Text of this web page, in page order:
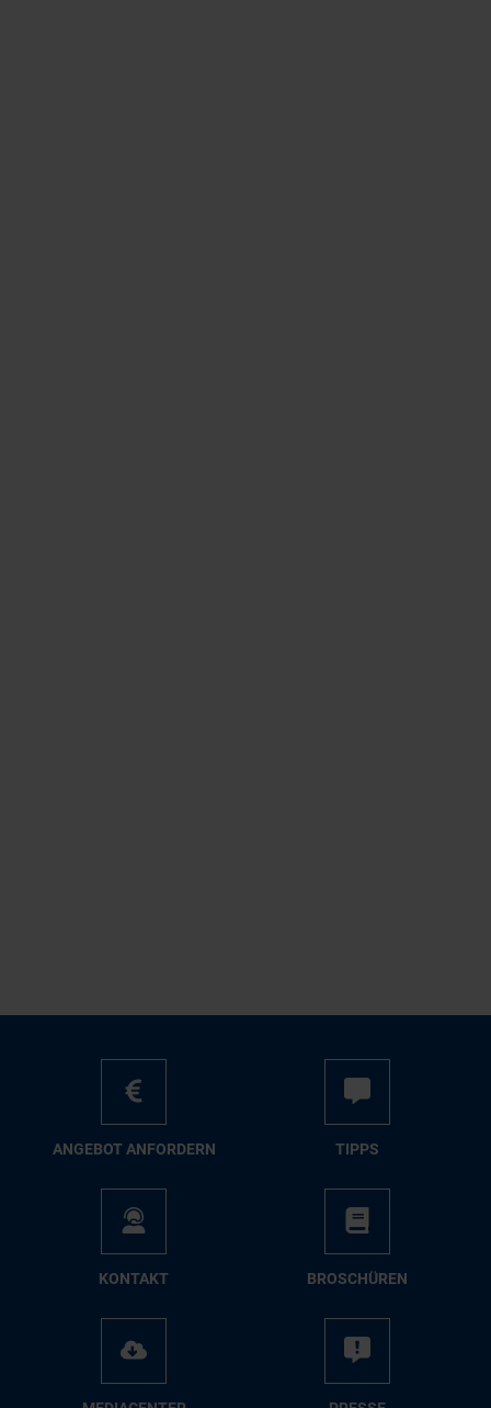
AN­GE­BOT AN­FOR­DERN TIPPS
KON­TAKT BRO­SCHÜ­REN